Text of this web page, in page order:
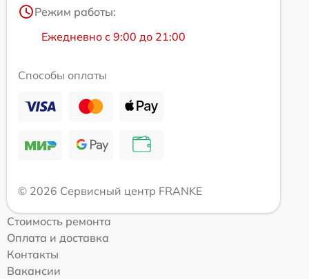
Режим работы:
Ежедневно с 9:00 до 21:00
Способы оплаты
© 2026 Сервисный центр FRANKE
Стоимость ремонта
Оплата и доставка
Контакты
Вакансии